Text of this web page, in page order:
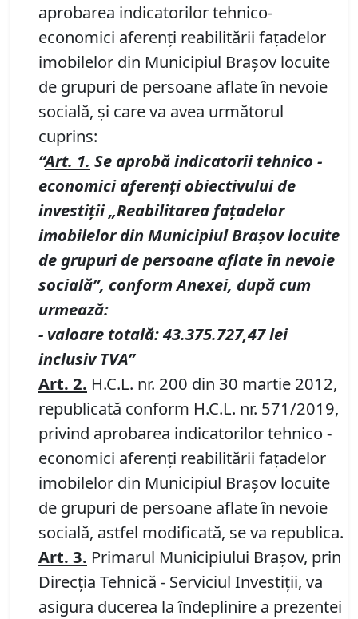
aprobarea indicatorilor tehnico-
economici aferenţi reabilitării faţadelor
imobilelor din Municipiul Braşov locuite
de grupuri de persoane aflate în nevoie
socială, şi care va avea următorul
cuprins:
“Art. 1. Se aprobăindicatorii tehnico -
economiciaferenţiobiectivuluide
investiții „Reabilitarea faţadelor
imobilelor din Municipiul Braşov locuite
de grupuri de persoane aflate în nevoie
socială”, conform Anexei, după cum
urmează:
- valoare totală: 43.375.727,47 lei
inclusiv TVA”
Art. 2. H.C.L. nr. 200 din 30 martie 2012,
republicată conform H.C.L. nr. 571/2019,
privind aprobarea indicatorilor tehnico -
economici aferenţi reabilitării faţadelor
imobilelor din Municipiul Braşov locuite
de grupuri de persoane aflate în nevoie
socială, astfel modificată, se va republica.
Art. 3. Primarul Municipiului Braşov, prin
Direcţia Tehnică - Serviciul Investiţii, va
asigura ducerea la îndeplinire a prezentei